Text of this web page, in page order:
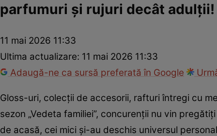
parfumuri și rujuri decât adulții!
11 mai 2026 11:33
Ultima actualizare: 11 mai 2026 11:33
Adaugă-ne ca sursă preferată în Google
Gloss-uri, colecții de accesorii, rafturi întregi cu
sezon „Vedeta familiei”, concurenții nu vin
de acasă, cei mici și-au deschis universul